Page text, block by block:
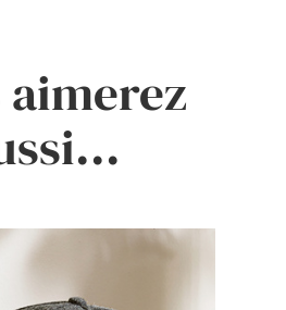
aimerez